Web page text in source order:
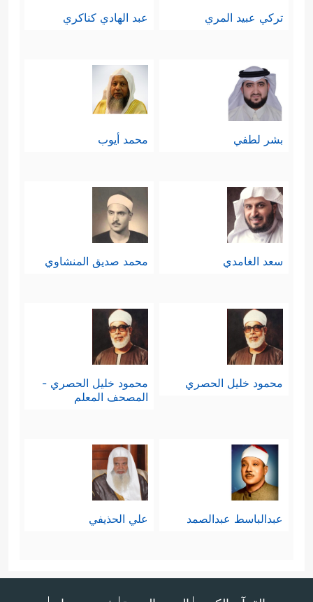
تركي عبيد المري عبد الهادي كناكري
بشر لطفي محمد أيوب
سعد الغامدي محمد صديق المنشاوي
محمود خليل الحصري
محمود خليل الحصري -
المصحف المعلم
عبدالباسط عبدالصمد علي الحذيفي